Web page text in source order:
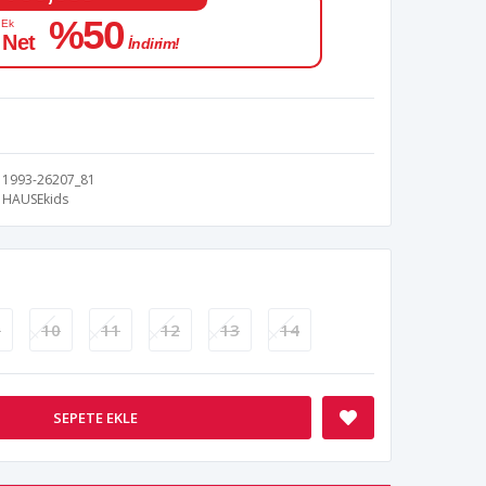
%50 İndirim!
1993-26207_81
HAUSEkids
10 11 12 13 14
SEPETE EKLE